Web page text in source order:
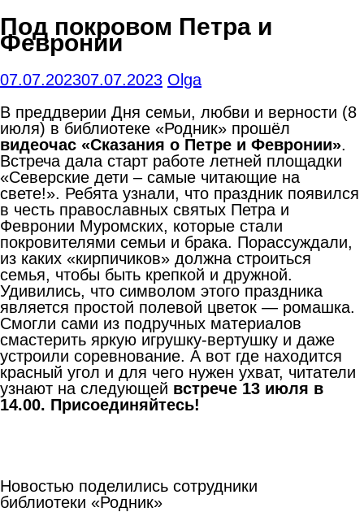
Под покровом Петра и
Февронии
07.07.202307.07.2023 Olga
В преддверии Дня семьи, любви и верности (8
июля) в библиотеке «Родник» прошёл
видеочас «Сказания о Петре и Февронии».
Встреча дала старт работе летней площадки
«Северские дети – самые читающие на
свете!». Ребята узнали, что праздник появился
в честь православных святых Петра и
Февронии Муромских, которые стали
покровителями семьи и брака. Порассуждали,
из каких «кирпичиков» должна строиться
семья, чтобы быть крепкой и дружной.
Удивились, что символом этого праздника
является простой полевой цветок — ромашка.
Смогли сами из подручных материалов
смастерить яркую игрушку-вертушку и даже
устроили соревнование. А вот где находится
красный угол и для чего нужен ухват, читатели
узнают на следующей встрече 13 июля в
14.00. Присоединяйтесь!
Новостью поделились сотрудники
библиотеки «Родник»